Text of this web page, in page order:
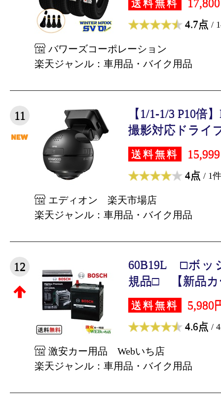
送料無料
4.7点 /
バワーズコーポレーション
楽天ジャンル：車用品・バイク用品
11
【1/1-1/3 P10倍
撮影対応ドライ
送料無料
4点 / 1件
エディオン 楽天市場店
楽天ジャンル：車用品・バイク用品
12
60B19L □ボッ
規品□ 【新品カ
送料無料 5,980
4.6点 /
激安カー用品 Webいち店
楽天ジャンル：車用品・バイク用品